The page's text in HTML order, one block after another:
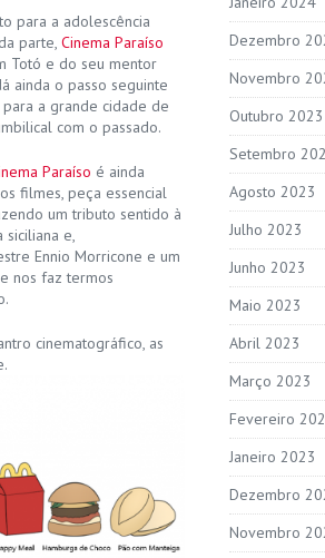
para a adolescência
parte, Cinema Paraíso
Totó e do seu mentor
ainda o passo seguinte
a grande cidade de
com o passado.
Paraíso é ainda
filmes, peça essencial
um tributo sentido à
e,
Ennio Morricone e um
nos faz termos
cinematográfico, as
Dezembro
Novembro
Outubro 2023
Setembro
Agosto 2023
Julho 2023
Junho 2023
Maio 2023
Abril 2023
Março 2023
Fevereiro
Janeiro 2023
Dezembro
Novembro